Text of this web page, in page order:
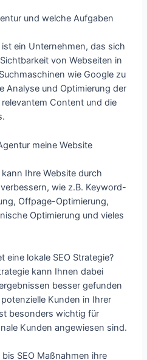
und welche Aufgaben
ein Unternehmen, das sich
von Webseiten in
wie Google zu
Analyse und Optimierung der
Content und die
meine Website
Ihre Website durch
wie z.B. Keyword-
Offpage-Optimierung,
Optimierung und vieles
eine lokale SEO Strategie?
kann Ihnen dabei
besser gefunden
Kunden in Ihrer
besonders wichtig für
Kunden angewiesen sind.
SEO Maßnahmen ihre